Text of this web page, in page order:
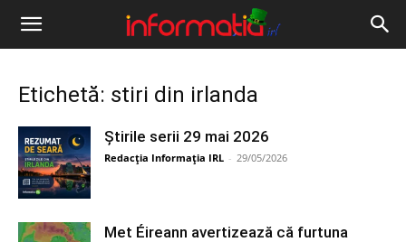
Informația
Etichetă: stiri din irlanda
Știrile serii 29 mai 2026
Redacția Informația IRL - 29/05/2026
Met Éireann avertizează că furtuna